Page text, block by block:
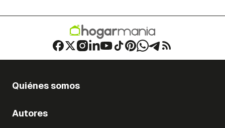
Quiénes somos
Autores